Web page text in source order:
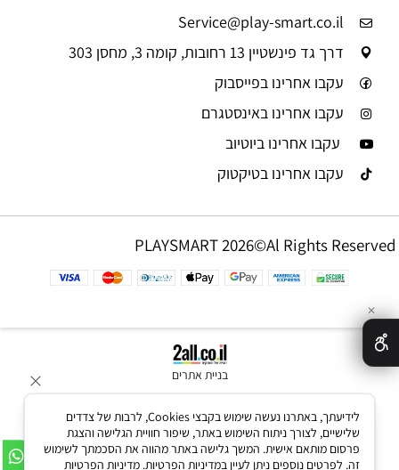
Service@play-smart.co.il
דרך גד פינשטיין 13 רחובות, קומה 3, מחסן 303
עקבו אחרינו בפייסבוק
עקבו אחרינו באינסטגרם
עקבו אחרינו ביוטיוב
עקבו אחרינו בטיקטוק
PLAYSMART 2026©Al Rights Reserved
בניית אתרים
✕
לידיעתך, באתרנו נעשה שימוש בקבצי Cookies, לרבות של צדדים
שלישיים, לצורך ניתוח השימוש באתר, שיפור חוויית הגלישה והצגת
פרסום מותאם אישית. המשך גלישה באתר מהווה את הסכמתך לשימוש
זה. לפרטים נוספים ניתן לעיין במדיניות הפרטיות. מדיניות הפרטיות